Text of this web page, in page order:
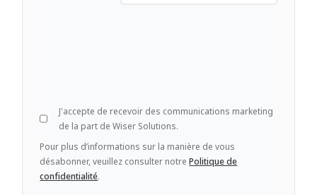
J'accepte de recevoir des communications marketing
de la part de Wiser Solutions.
Pour plus d’informations sur la manière de vous
désabonner, veuillez consulter notrePolitique de
confidentialité.